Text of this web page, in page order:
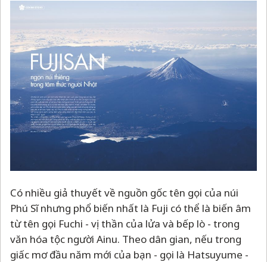
Có nhiều giả thuyết về nguồn gốc tên gọi của núi
Phú Sĩ nhưng phổ biến nhất là Fuji có thể là biến âm
từ tên gọi Fuchi - vị thần của lửa và bếp lò - trong
văn hóa tộc người Ainu. Theo dân gian, nếu trong
giấc mơ đầu năm mới của bạn - gọi là Hatsuyume -